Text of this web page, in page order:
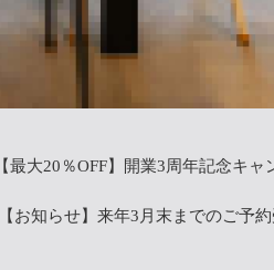
【最大20％OFF】開業3周年記念キ
【お知らせ】来年3月末までのご予